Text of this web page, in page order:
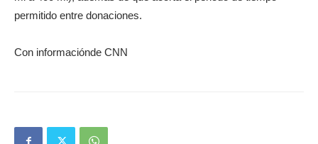
permitido entre donaciones.
Con informaciónde CNN